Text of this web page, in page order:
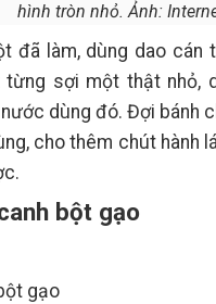
hình tròn nhỏ. Ảnh:
đã làm, dùng dao cán
sợi một thật nhỏ,
dùng đó. Đợi bánh
cho thêm chút hành
bột gạo
gạo